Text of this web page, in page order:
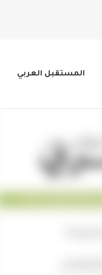
المستقبل العربي